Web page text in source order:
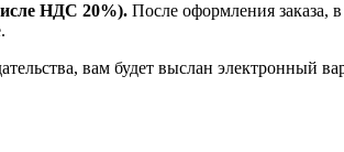
НДС 20%). После оформления заказа,
вам будет выслан электронный